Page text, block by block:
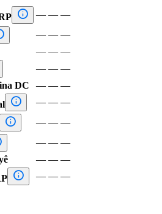
 — — —
— — —
— — —
— — —
DC
— — —
 — — —
 — — —
— — —
— — —
 — — —